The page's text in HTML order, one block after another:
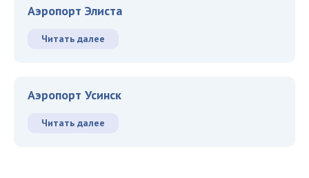
Аэропорт Элиста
Читать далее
Аэропорт Усинск
Читать далее